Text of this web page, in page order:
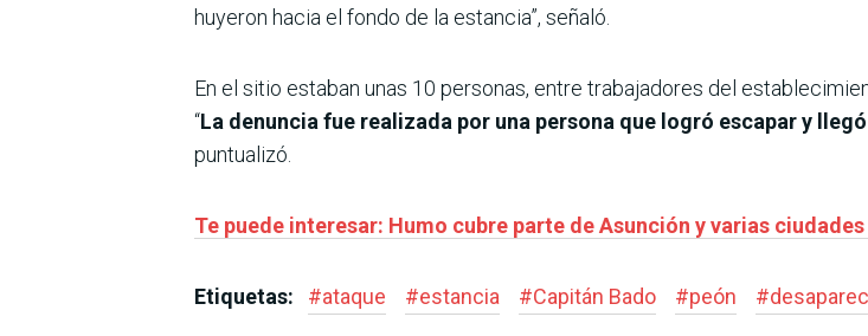
huyeron hacia el fondo de la estancia”, señaló.
En el sitio estaban unas 10 personas, entre trabajadores del
“La denuncia fue realizada por una persona que logró escapar y
puntualizó.
Te puede interesar: Humo cubre parte de Asunción y varias ciudades
Etiquetas: #ataque #estancia #Capitán Bado #peón #